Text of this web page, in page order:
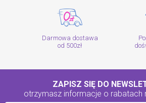
Darmowa dostawa
od 500zł
ZAPISZ SIĘ DO
otrzymasz informacje o rabatach